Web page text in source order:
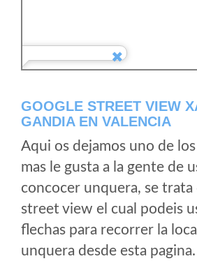
GOOGLE STREET VIEW
GANDIA EN VALENCIA
Aqui os dejamos uno de
mas le gusta a la gente de
concocer unquera, se trata
street view el cual podeis
flechas para recorrer la
unquera desde esta pagina.